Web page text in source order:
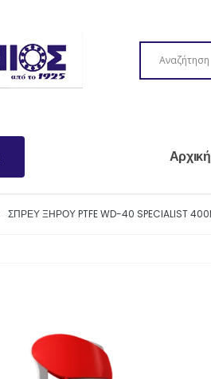
Αρχική
ΣΠΡΕΥ ΞΗΡΟΥ PTFE WD-40 SPECIALIST